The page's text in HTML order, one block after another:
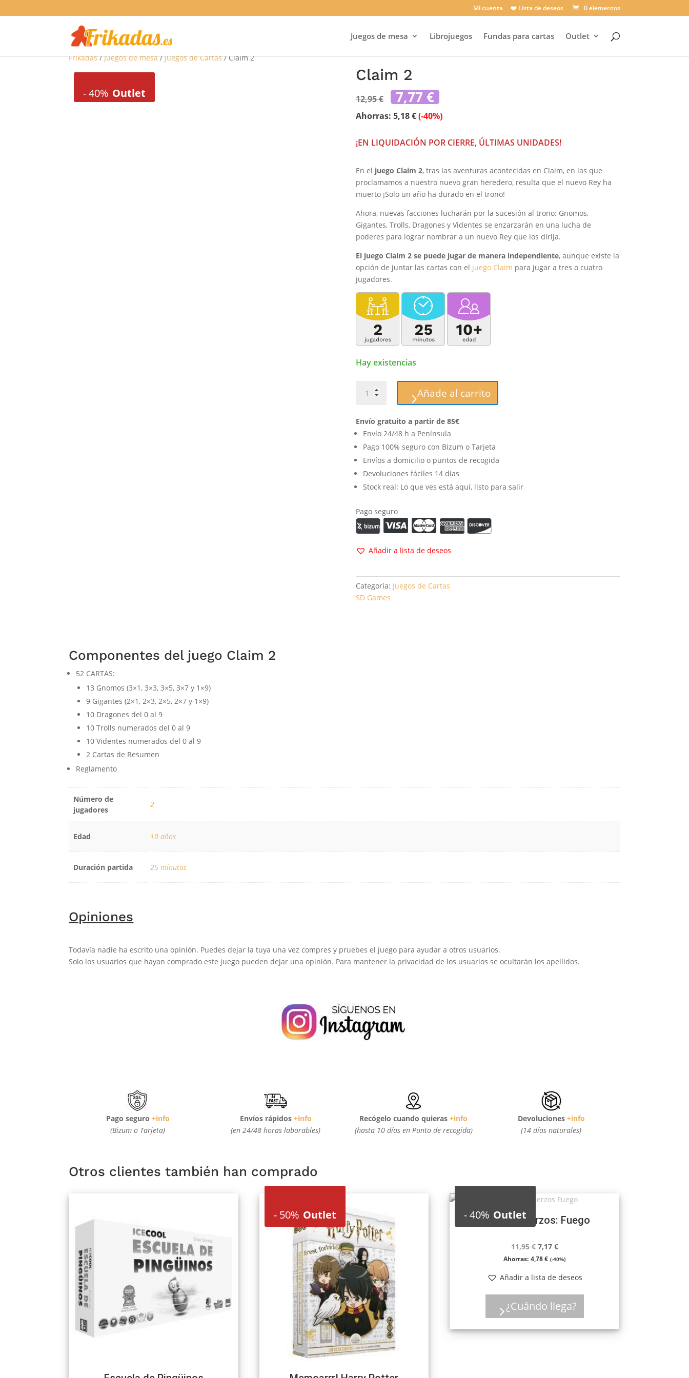
Mi cuenta ❤️ Lista de deseos 0 elementos
Juegos de mesa Librojuegos Fundas para cartas Outlet
Frikadas/Juegos de mesa/Juegos de Cartas/ Claim 2
-40% Outlet
Claim 2
12,95€ El
precio
original
era:
7,77 € El
precio
actual
es:
Ahorras: 5,18€ (-40%)
¡EN LIQUIDACIÓN POR CIERRE, ÚLTIMAS UNIDADES!
En el juego Claim 2, tras las aventuras acontecidas en Claim, en las que
proclamamos a nuestro nuevo gran heredero, resulta que el nuevo Rey ha
muerto ¡Solo un año ha durado en el trono!
Ahora, nuevas facciones lucharán por la sucesión al trono: Gnomos,
Gigantes, Trolls, Dragones y Videntes se enzarzarán en una lucha de
poderes para lograr nombrar a un nuevo Rey que los dirija.
El juego Claim 2 se puede jugar de manera independiente, aunque existe la
opción de juntar las cartas con el juego Claim para jugar a tres o cuatro
jugadores.
Hay existencias
Añade al carrito
Envío gratuito a partir de 85€
Envío 24/48 h a Península
Pago 100% seguro con Bizum o Tarjeta
Envíos a domicilio o puntos de recogida
Devoluciones fáciles 14 días
Stock real: Lo que ves está aquí, listo para salir
Pago seguro
Añadir a lista de deseos
Categoría: Juegos de Cartas
SD Games
Componentes del juego Claim 2
52 CARTAS:
13 Gnomos (3×1, 3×3, 3×5, 3×7 y 1×9)
9 Gigantes (2×1, 2×3, 2×5, 2×7 y 1×9)
10 Dragones del 0 al 9
10 Trolls numerados del 0 al 9
10 Videntes numerados del 0 al 9
2 Cartas de Resumen
Reglamento
Número de
jugadores
2
Edad 10 años
Duración partida 25 minutos
Opiniones
Todavía nadie ha escrito una opinión. Puedes dejar la tuya una vez compres y pruebes el juego para ayudar a otros usuarios.
Solo los usuarios que hayan comprado este juego pueden dejar una opinión. Para mantener la privacidad de los usuarios se ocultarán los apellidos.
Pago seguro +info
(Bizum o Tarjeta)
Envíos rápidos +info
(en 24/48 horas laborables)
Recógelo cuando quieras+info
(hasta 10 días en Punto de recogida)
Devoluciones +info
(14 días naturales)
Otros clientes también han comprado
-50% Outlet -40% Outlet
Claim Refuerzos: Fuego
11,95€ El
precio
era:
11,95 €.
7,17 €El
precio
es:
7,17 €.
Ahorras: 4,78€ (-40%)
Añadir a lista de deseos
¿Cuándo llega?